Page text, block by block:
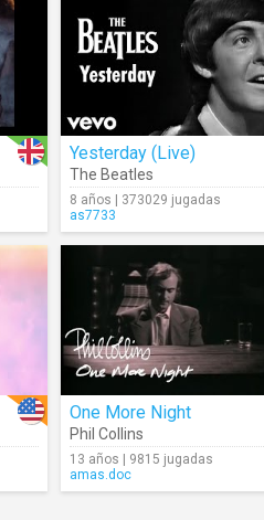
Yesterday (Live)
The Beatles
8 años | 373029 jugadas
as7733
One More Night
Phil Collins
13 años | 9815 jugadas
amas.doc